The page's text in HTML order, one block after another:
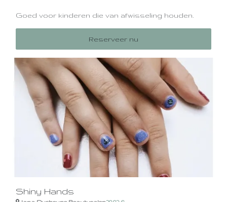
Goed voor kinderen die van afwisseling houden.
Reserveer nu
Shiny Hands